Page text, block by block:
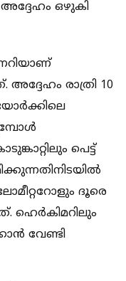
ഒഴുകി
രാത്രി 10
പെട്ട്
ദൂരെ
ഹെര്‍കിമറിലും
വേണ്ടി